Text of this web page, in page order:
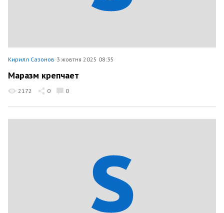
Кирилл Сазонов 3 жовтня 2025 08:35
Маразм крепчает
2172 0 0